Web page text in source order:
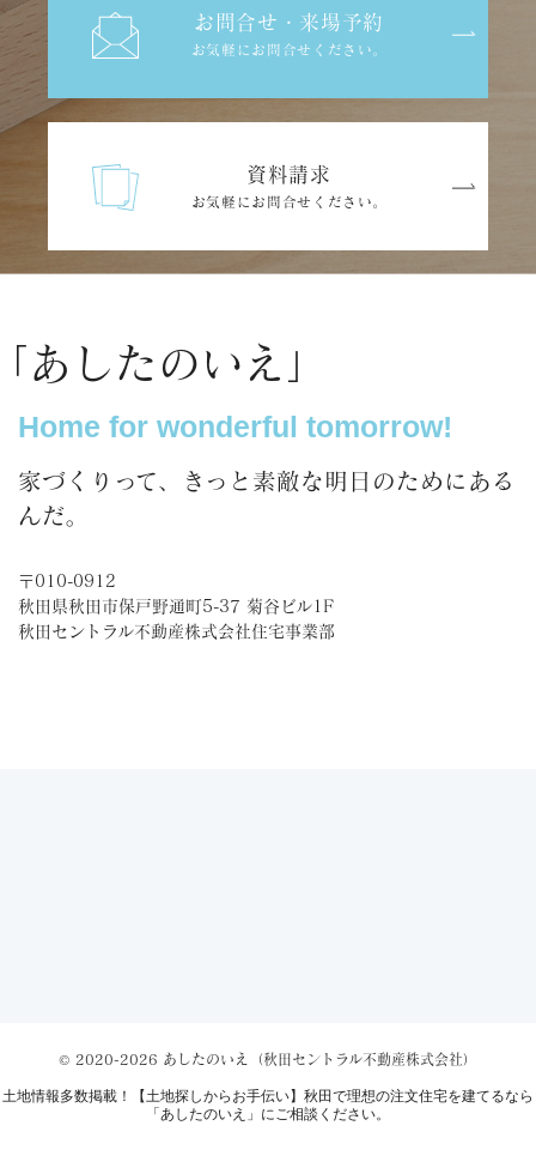
お問合せ・来場予約
お気軽にお問合せください。
資料請求
お気軽にお問合せください。
あしたのいえ」
Home for wonderful tomorrow!
家づくりって、きっと素敵な明日のためにある
んだ。
〒010-0912
秋田県秋田市保戸野通町5-37 菊谷ビル1F
秋田セントラル不動産株式会社住宅事業部
© 2020-2026 あしたのいえ（秋田セントラル不動産株式会社）
土地情報多数掲載！【土地探しからお手伝い】秋田で理想の注文住宅を建てるなら
「あしたのいえ」 にご相談ください。